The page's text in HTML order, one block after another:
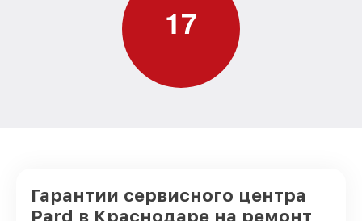
17
Гарантии сервисного центра
Pard в Краснодаре на ремонт